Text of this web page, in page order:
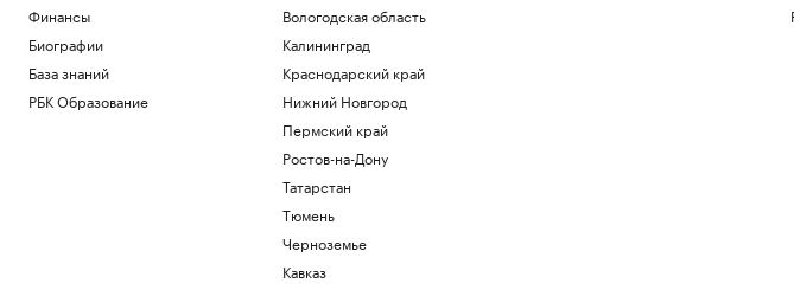
Финансы
Биографии
База знаний
РБК Образование
Вологодская область
Калининград
Краснодарский край
Нижний Новгород
Пермский край
Ростов-на-Дону
Татарстан
Тюмень
Черноземье
Кавказ